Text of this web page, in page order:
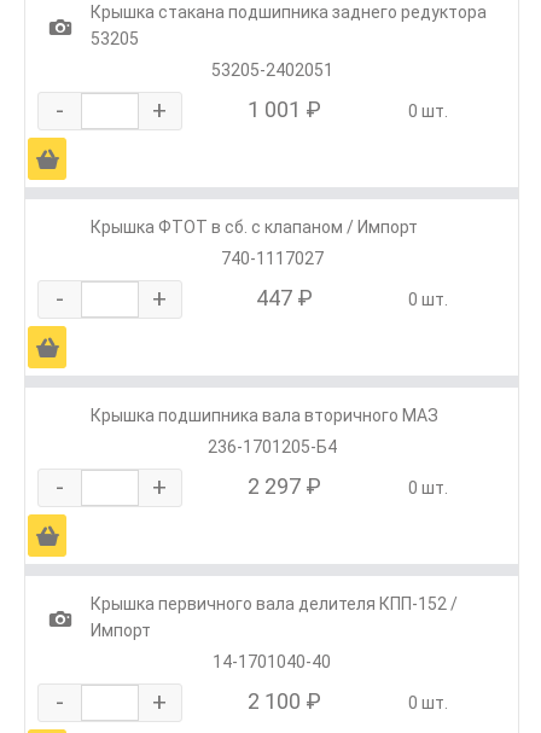
1
Крышка стакана подшипника заднего редуктора
53205
53205-2402051
- + 1 001 ₽ 0 шт.
Ä
Крышка ФТОТ в сб. с клапаном / Импорт
740-1117027
- + 447 ₽ 0 шт.
Ä
Крышка подшипника вала вторичного МАЗ
236-1701205-Б4
- + 2 297 ₽ 0 шт.
Ä
1
Крышка первичного вала делителя КПП-152 /
Импорт
14-1701040-40
- + 2 100 ₽ 0 шт.